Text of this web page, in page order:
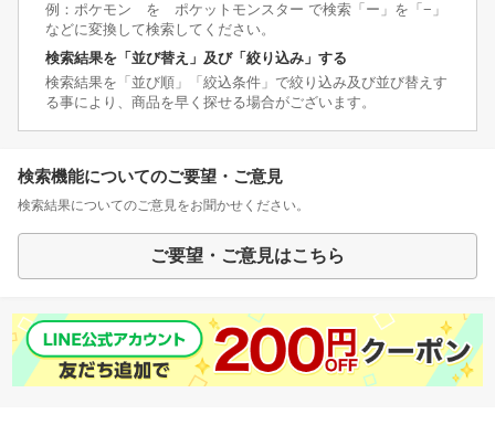
例：ポケモン を ポケットモンスター で検索「ー」を「−」
などに変換して検索してください。
検索結果を「並び替え」及び「絞り込み」する
検索結果を「並び順」「絞込条件」で絞り込み及び並び替えす
る事により、商品を早く探せる場合がございます。
検索機能についてのご要望・ご意見
検索結果についてのご意見をお聞かせください。
ご要望・ご意見はこちら